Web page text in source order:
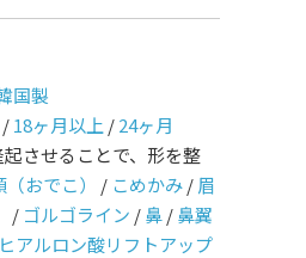
国製
/18ヶ月以上 /24ヶ月
させることで、形を整
（おでこ） / こめかみ/眉
/ ゴルゴライン /鼻/鼻翼
ヒアルロン酸リフトアップ